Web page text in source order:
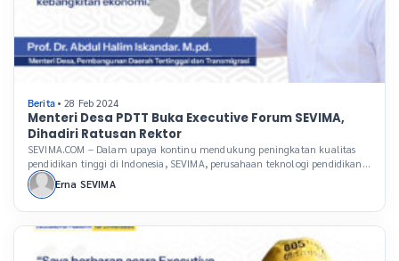
Berita • 28 Feb 2024
Menteri Desa PDTT Buka Executive Forum SEVIMA,
Dihadiri Ratusan Rektor
SEVIMA.COM – Dalam upaya kontinu mendukung peningkatan kualitas
pendidikan tinggi di Indonesia, SEVIMA, perusahaan teknologi pendidikan
(Edutech) terkemuka, rutin menggelar Executive Forum, sebuah acara
tahunan yang telah menjadi ajang penting bagi para pemimpin perguruan
Erna SEVIMA